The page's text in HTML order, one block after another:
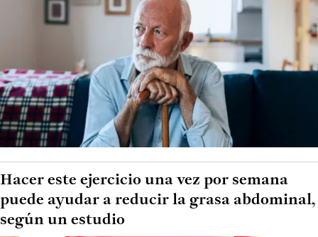
Hacer este ejercicio una vez por semana
puede ayudar a reducir la grasa abdominal,
según un estudio